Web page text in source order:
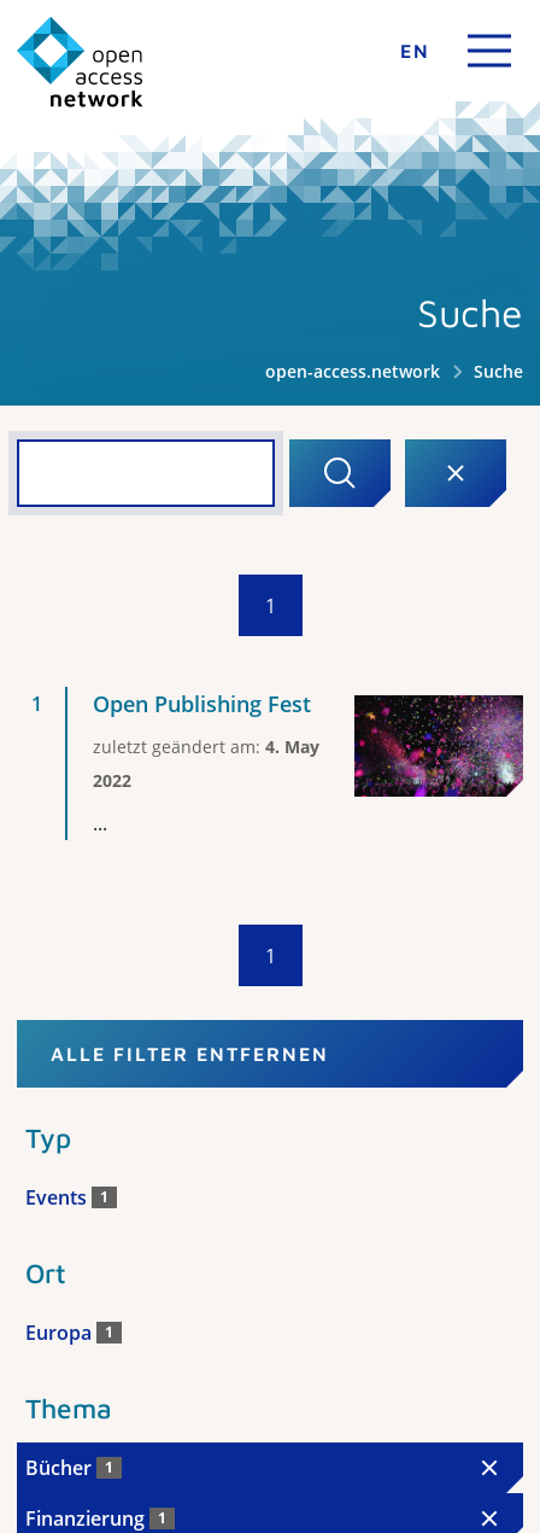
EN
Suche
open-access.network Suche
1
Open Publishing Fest
zuletzt geändert am: 4. May
2022
...
1
ALLE FILTER ENTFERNEN
Typ
Events 1
Ort
Europa 1
Thema
Bücher 1
Finanzierung 1